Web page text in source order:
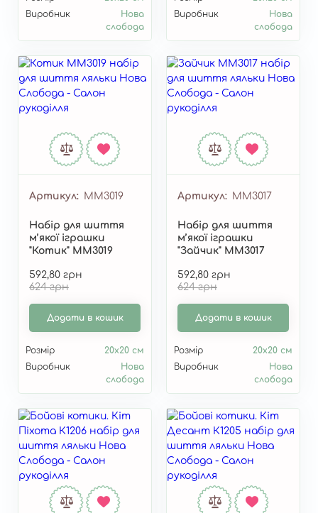
Виробник
Нова
слобода
Виробник
Нова
слобода
Артикул ММ3019
Набiр для шиття
м’якої іграшки
"Котик" ММ3019
592,80 грн
624 грн
Додати в кошик
Розмір
20х20 см
Виробник
Нова
слобода
Артикул ММ3017
Набiр для шиття
м’якої іграшки
"Зайчик" ММ3017
592,80 грн
624 грн
Додати в кошик
Розмір
20х20 см
Виробник
Нова
слобода